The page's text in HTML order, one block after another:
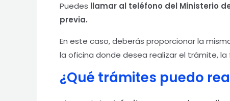
Puedes llamar al teléfono del Ministerio
previa.
En este caso, deberás proporcionar la
la oficina donde desea realizar el trámite,
¿Qué trámites puedo